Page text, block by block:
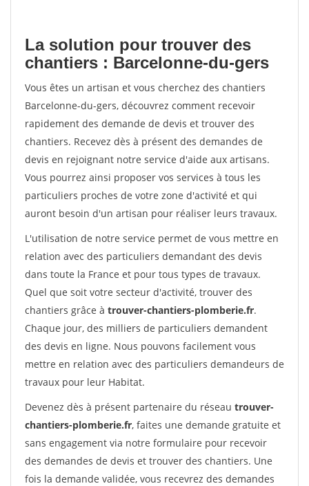
La solution pour trouver des
chantiers : Barcelonne-du-gers
Vous êtes un artisan et vous cherchez des chantiers
Barcelonne-du-gers, découvrez comment recevoir
rapidement des demande de devis et trouver des
chantiers. Recevez dès à présent des demandes de
devis en rejoignant notre service d'aide aux artisans.
Vous pourrez ainsi proposer vos services à tous les
particuliers proches de votre zone d'activité et qui
auront besoin d'un artisan pour réaliser leurs travaux.
L'utilisation de notre service permet de vous mettre en
relation avec des particuliers demandant des devis
dans toute la France et pour tous types de travaux.
Quel que soit votre secteur d'activité, trouver des
chantiers grâce à trouver-chantiers-plomberie.fr.
Chaque jour, des milliers de particuliers demandent
des devis en ligne. Nous pouvons facilement vous
mettre en relation avec des particuliers demandeurs de
travaux pour leur Habitat.
Devenez dès à présent partenaire du réseau trouver-
chantiers-plomberie.fr, faites une demande gratuite et
sans engagement via notre formulaire pour recevoir
des demandes de devis et trouver des chantiers. Une
fois la demande validée, vous recevrez des demandes